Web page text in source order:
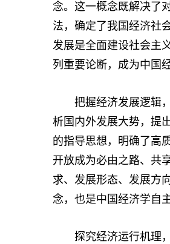
念。这一概念既解决了
法，确定了我国经济社
发展是全面建设社会主
列重要论断，成为中国
把握经济发展逻辑，
析国内外发展大势，提
的指导思想，明确了高
开放成为必由之路、共
求、发展形态、发展方
念，也是中国经济学自
探究经济运行机理，